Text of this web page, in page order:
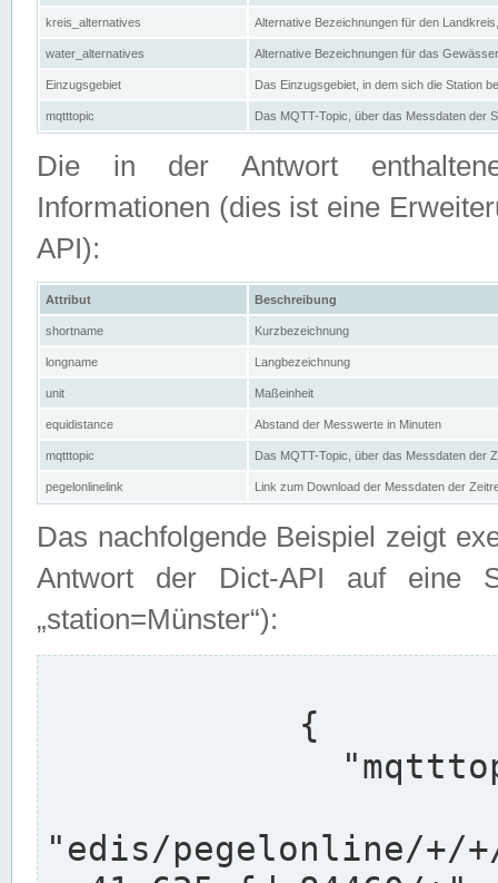
kreis_alternatives Alternative Bezeichnungen für den
water_alternatives Alternative Bezeichnungen für das
Einzugsgebiet Das Einzugsgebiet, in dem sich die Station
mqtttopic Das MQTT-Topic, über das Messdaten der
Die in der Antwort
Informationen (dies ist eine
API):
Attribut Beschreibung
shortname Kurzbezeichnung
longname Langbezeichnung
unit Maßeinheit
equidistance Abstand der Messwerte in Minuten
mqtttopic Das MQTT-Topic, über das Messdaten der
pegelonlinelink Link zum Download der Messdaten der
Das nachfolgende Beispiel zeigt
Antwort der Dict-API auf eine
„station=Münster“):
"edis/pegelonline/+/